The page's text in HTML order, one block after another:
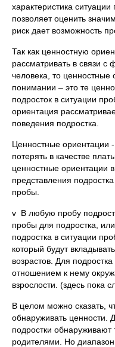
характеристика
позволяет оценить
риск дает возможность
Так как ценностную
рассматривать в связи с
человека, то
понимании – это те
подросток в ситуации
ориентация
поведения подростка.
Ценностные ориентации
потерять в качестве
ценностные ориентации
представления
пробы.
v В любую пробу
пробы для подростка,
подростка в ситуации
который будут
возрастов. Для
отношением к нему
взрослости. (здесь пока
В целом можно сказать,
обнаруживать ценности.
подростки обнаруживают
родителями. Но диапазон